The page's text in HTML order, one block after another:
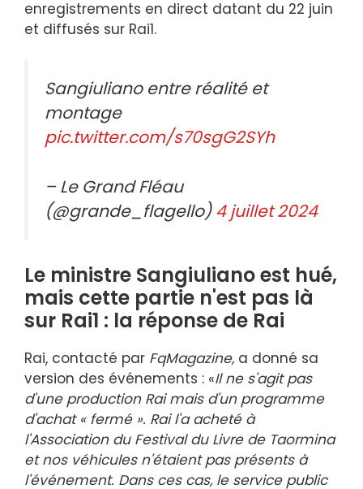
enregistrements en direct datant du 22 juin
et diffusés sur Rai1.
Sangiuliano entre réalité et
montage
pic.twitter.com/s70sgG2SYh
– Le Grand Fléau
(@grande_flagello)4 juillet 2024
Le ministre Sangiuliano est hué,
mais cette partie n'est pas là
sur Rai1 : la réponse de Rai
Rai, contacté par FqMagazine, a donné sa
version des événements : «Il ne s'agit pas
d'une production Rai mais d'un programme
d'achat « fermé ». Rai l'a acheté à
l'Association du Festival du Livre de Taormina
et nos véhicules n'étaient pas présents à
l'événement. Dans ces cas, le service public